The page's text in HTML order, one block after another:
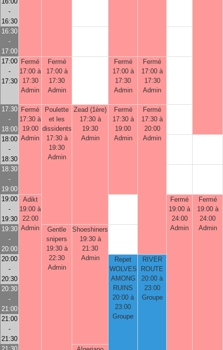
-
16:30
16:30
-
17:00
17:00
-
17:30
Fermé
17:00 à
17:30
Admin
Fermé
17:00 à
17:30
Admin
Fermé
17:00 à
17:30
Admin
Fermé
17:00 à
17:30
Admin
17:30
-
18:00
Fermé
17:30 à
19:00
Admin
Poulette
et les
dissidents
17:30 à
19:30
Admin
Zead (1ère)
17:30 à
19:30
Admin
Fermé
17:30 à
19:00
Admin
Fermé
17:30 à
20:00
Admin
18:00
-
18:30
18:30
-
19:00
19:00
-
19:30
Adikt
19:00 à
22:00
Admin
Fermé
19:00 à
24:00
Admin
Fermé
19:00 à
24:00
Admin
19:30
-
20:00
Gentle
snipers
19:30 à
22:30
Admin
Shoeshiners
19:30 à
21:30
Admin
20:00
-
20:30
Repet
WOLVES
AMONG
RUINS
20:00 à
23:00
Groupe
RIVER
ROUTE
20:00 à
23:00
Groupe
20:30
-
21:00
21:00
-
21:30